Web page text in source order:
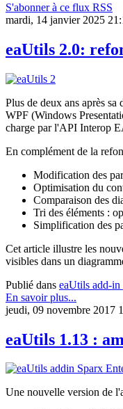
S'abonner à ce flux RSS
mardi, 14 janvier 2025
eaUtils 2.0:
Plus de deux ans après sa
WPF (Windows
charge par l'API Interop
En complément de la
Modification des
Optimisation du
Comparaison des
Tri des éléments :
Simplification des
Cet article illustre les
visibles dans un
Publié dans eaUtils add-
En savoir plus...
jeudi, 09 novembre 2017
eaUtils 1.13 :
Une nouvelle version de